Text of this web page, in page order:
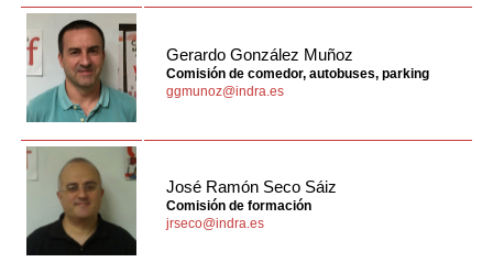
Gerardo González Muñoz
Comisión de comedor, autobuses, parking
ggmunoz@indra.es
José Ramón Seco Sáiz
Comisión de formación
jrseco@indra.es